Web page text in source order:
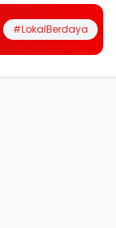
#LokalBerdaya